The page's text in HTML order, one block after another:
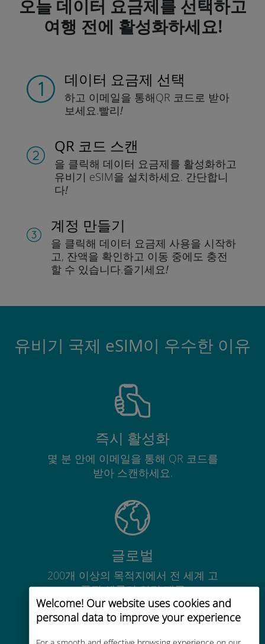
Welcome! Our website uses cookies and
personal data to improve your experience
오늘 데이터 요금제를 선택하고
여행 전에 활성화하세요!
데이터 요금제 선택
하고 이메일을 통해QR 코드로 받아
보세요.빨리!
QR 코드 스캔
을 클릭해 데이터 요금제를 활성화하고
유비기 eSIM을 설치하세요. 간단합니
다!
계정 만들기
을 클릭해 데이터 요금제 사용을 시작하
고, 잔액을 확인하고 이동 중에도 충전
할 수 있습니다.즐기세요!
유비기 국제 eSIM이 우수한 이유
즉시 활성화
몇 분 안에 이메일을 통해 QR 코드를
받아 스캔하세요.
글로벌
200개 이상의 목적지에서 전 세계 고
품질 셀룰러 연결 제공